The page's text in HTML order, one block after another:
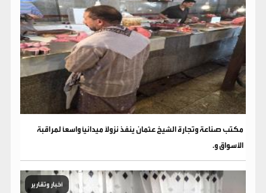
مكتب صناعة وتجارة الشيخ عثمان ينفذ نزولاً ميدانياً واسعاً لمراقبة
الأسواق و.
أخبار وتقارير